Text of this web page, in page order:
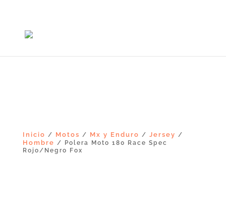
Inicio / Motos / Mx y Enduro / Jersey /
Hombre / Polera Moto 180 Race Spec
Rojo/Negro Fox